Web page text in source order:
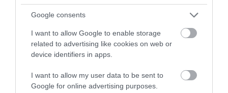
Google consents
I want to allow Google to enable storage
related to advertising like cookies on web or
device identifiers in apps.
I want to allow my user data to be sent to
Google for online advertising purposes.
választékából, vagy a saját pizzapultunk
friss, kézzel készült házitésztáiból
készítjük. Az olasz tartományokat
bejárva lehetőségünk volt a
tésztakészítés valamennyi fortélyát
megtanulni – tapasztalt és gondos
háziasszonyoktól – a legjobb ízvilág
eléréséhez. Így reményeink szerint